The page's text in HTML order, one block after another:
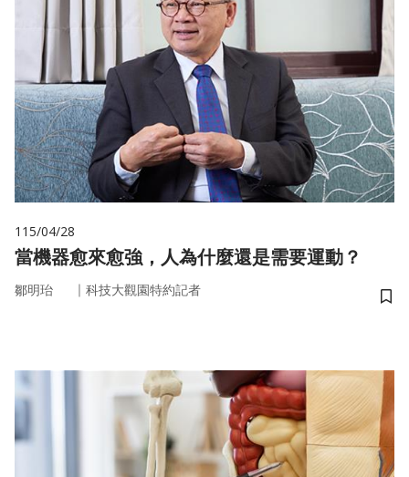
115/04/28
當機器愈來愈強，人為什麼還是需要運動？
鄒明珆 ｜ 科技大觀園特約記者
儲